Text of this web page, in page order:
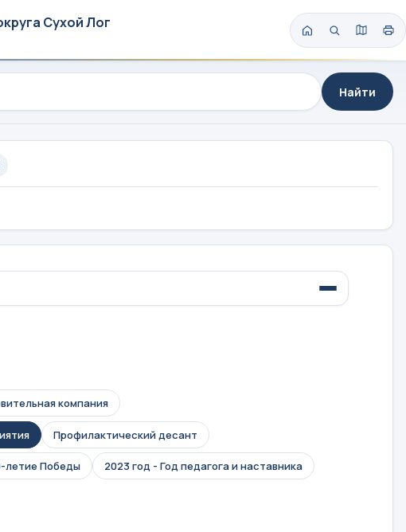
Сухой Лог
Найти
компания
Профилактический десант
летие Победы 2023 год - Год педагога и наставника